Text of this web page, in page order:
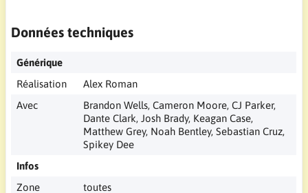
Données techniques
Générique
Réalisation
Alex Roman
Avec
Brandon Wells, Cameron Moore, CJ Parker,
Dante Clark, Josh Brady, Keagan Case,
Matthew Grey, Noah Bentley, Sebastian Cruz,
Spikey Dee
Infos
Zone
toutes